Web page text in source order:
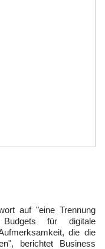
für digitale
die die
berichtet Business